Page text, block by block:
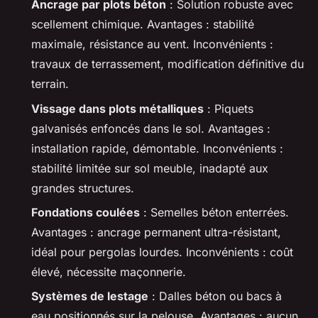
Ancrage par plots béton : Solution robuste avec
scellement chimique. Avantages : stabilité
maximale, résistance au vent. Inconvénients :
travaux de terrassement, modification définitive du
terrain.
Vissage dans plots métalliques : Piquets
galvanisés enfoncés dans le sol. Avantages :
installation rapide, démontable. Inconvénients :
stabilité limitée sur sol meuble, inadapté aux
grandes structures.
Fondations coulées : Semelles béton enterrées.
Avantages : ancrage permanent ultra-résistant,
idéal pour pergolas lourdes. Inconvénients : coût
élevé, nécessite maçonnerie.
Systèmes de lestage : Dalles béton ou bacs à